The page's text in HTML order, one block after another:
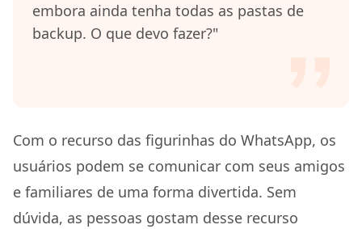
embora ainda tenha todas as pastas de
backup. O que devo fazer?"
Com o recurso das figurinhas do WhatsApp, os
usuários podem se comunicar com seus amigos
e familiares de uma forma divertida. Sem
dúvida, as pessoas gostam desse recurso